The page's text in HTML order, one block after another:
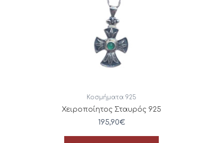
Κοσμήματα 925
Χειροποίητος Σταυρός 925
195,90€